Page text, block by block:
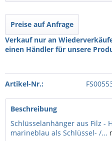
Preise auf Anfrage
Verkauf nur an
einen Händler für unsere
Artikel-Nr.:
Beschreibung
Schlüsselanhänger aus Filz -
marineblau als Schlüssel- /...